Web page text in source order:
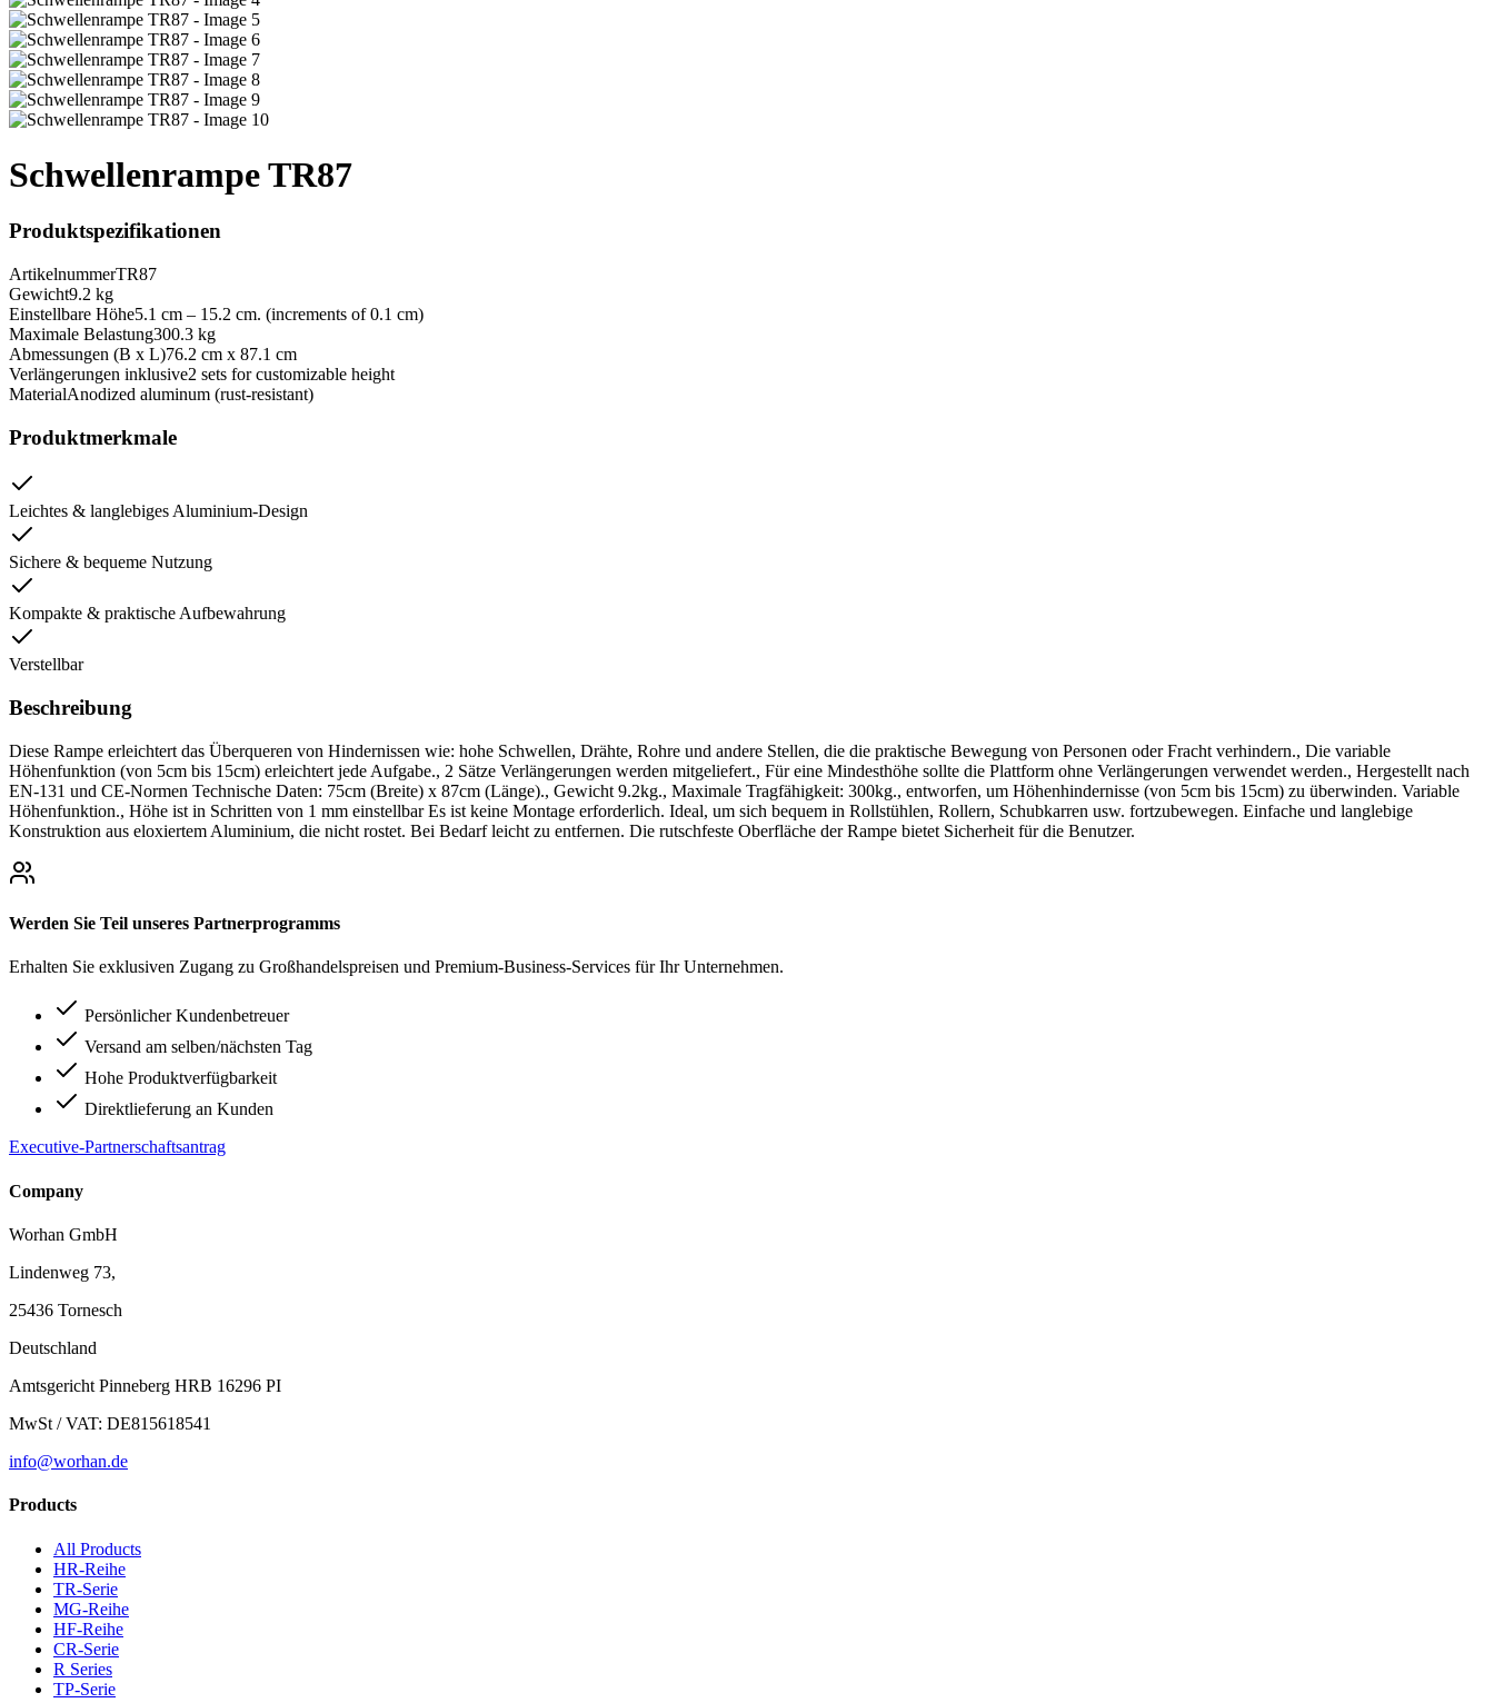
Schwellenrampe TR87
Produktspezifikationen
ArtikelnummerTR87
Gewicht9.2 kg
Einstellbare Höhe5.1 cm – 15.2 cm. (increments of 0.1 cm)
Maximale Belastung300.3 kg
Abmessungen (B x L)76.2 cm x 87.1 cm
Verlängerungen inklusive2 sets for customizable height
MaterialAnodized aluminum (rust-resistant)
Produktmerkmale
Leichtes & langlebiges Aluminium-Design
Sichere & bequeme Nutzung
Kompakte & praktische Aufbewahrung
Verstellbar
Beschreibung
Diese Rampe erleichtert das Überqueren von Hindernissen wie: hohe Schwellen, Drähte, Rohre und andere Stellen, die die praktische Bewegung von Personen oder Fracht verhindern., Die variable
Höhenfunktion (von 5cm bis 15cm) erleichtert jede Aufgabe., 2 Sätze Verlängerungen werden mitgeliefert., Für eine Mindesthöhe sollte die Plattform ohne Verlängerungen verwendet werden., Hergestellt nach
EN-131 und CE-Normen Technische Daten: 75cm (Breite) x 87cm (Länge)., Gewicht 9.2kg., Maximale Tragfähigkeit: 300kg., entworfen, um Höhenhindernisse (von 5cm bis 15cm) zu überwinden. Variable
Höhenfunktion., Höhe ist in Schritten von 1 mm einstellbar Es ist keine Montage erforderlich. Ideal, um sich bequem in Rollstühlen, Rollern, Schubkarren usw. fortzubewegen. Einfache und langlebige
Konstruktion aus eloxiertem Aluminium, die nicht rostet. Bei Bedarf leicht zu entfernen. Die rutschfeste Oberfläche der Rampe bietet Sicherheit für die Benutzer.
Werden Sie Teil unseres Partnerprogramms
Erhalten Sie exklusiven Zugang zu Großhandelspreisen und Premium-Business-Services für Ihr Unternehmen.
Persönlicher Kundenbetreuer
Versand am selben/nächsten Tag
Hohe Produktverfügbarkeit
Direktlieferung an Kunden
Executive-Partnerschaftsantrag
Company
Worhan GmbH
Lindenweg 73,
25436 Tornesch
Deutschland
Amtsgericht Pinneberg HRB 16296 PI
MwSt / VAT: DE815618541
info@worhan.de
Products
All Products
HR-Reihe
TR-Serie
MG-Reihe
HF-Reihe
CR-Serie
R Series
TP-Serie